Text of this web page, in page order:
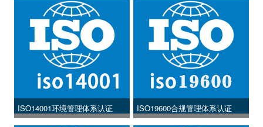
ISO14001环境管理体系认证 ISO19600合规管理体系认证